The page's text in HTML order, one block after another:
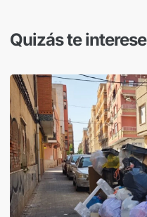
Quizás te interese